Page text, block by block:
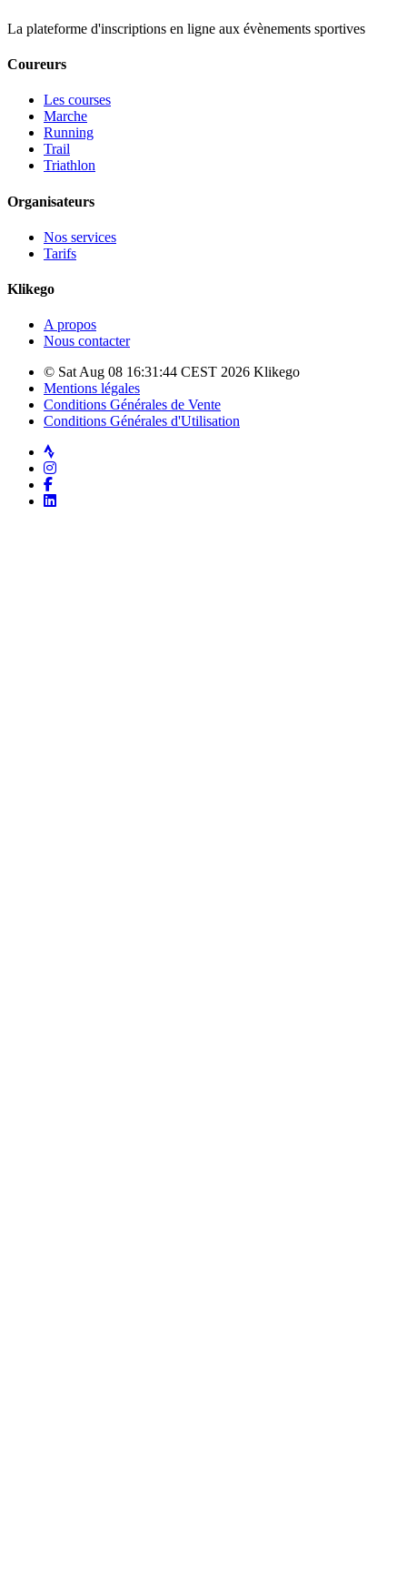
La plateforme d'inscriptions en ligne aux évènements sportives
Coureurs
Les courses
Marche
Running
Trail
Triathlon
Organisateurs
Nos services
Tarifs
Klikego
A propos
Nous contacter
© Sat Aug 08 16:31:44 CEST 2026 Klikego
Mentions légales
Conditions Générales de Vente
Conditions Générales d'Utilisation
Strava
Instagram
Facebook
LinkedIn